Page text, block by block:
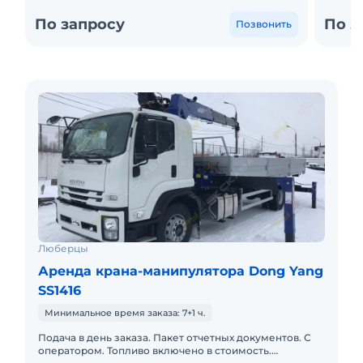
По запросу Позвонить По
Люберцы
Аренда крана-манипулятора Dong Yang
SS1416
Минимальное время заказа: 7+1 ч.
Подача в день заказа. Пакет отчетных документов. С
оператором. Топливо включено в стоимость.